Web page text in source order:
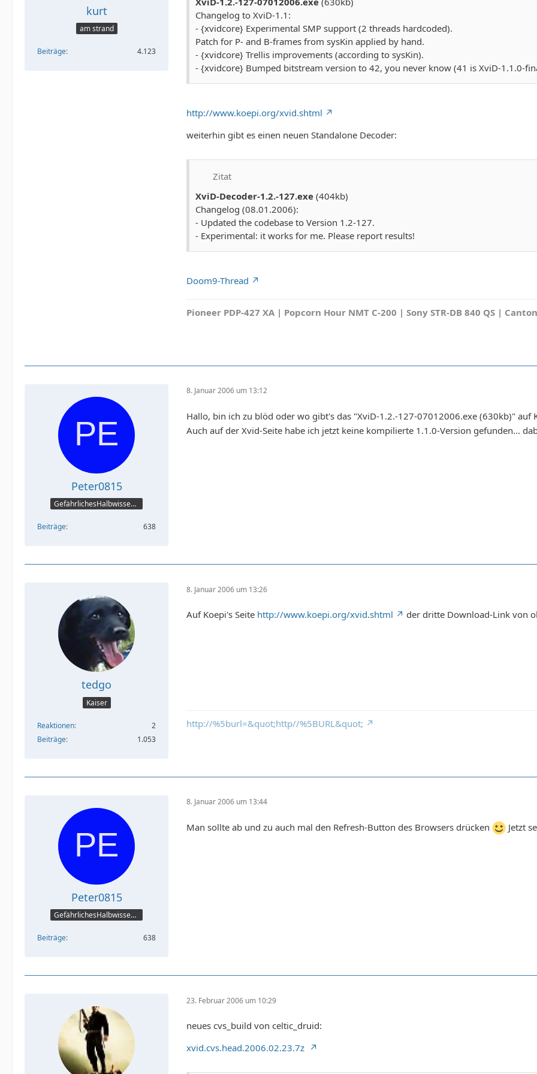
* DShow frontend
- Additional fourcc support
kurt
am strand
Beiträge 4.123
Changelog to XviD-1.1:
- {xvidcore} Experimental SMP support (2 threads hardcoded).
Patch for P- and B-frames from sysKin applied by hand.
- {xvidcore} Trellis improvements (according to sysKin).
- {xvidcore} Bumped bitstream version to 42, you never know (41 is XviD-1.1.0-
http://www.koepi.org/xvid.shtml
weiterhin gibt es einen neuen Standalone Decoder:
Zitat
XviD-Decoder-1.2.-127.exe (404kb)
Changelog (08.01.2006):
- Updated the codebase to Version 1.2-127.
- Experimental: it works for me. Please report results!
Doom9-Thread
Pioneer PDP-427 XA | Popcorn Hour NMT C-200 | Sony STR-DB 840 QS |
Peter0815
GefährlichesHalbwissen:-)
Beiträge 638
8. Januar 2006 um 13:12
Hallo, bin ich zu blöd oder wo gibt's das "XviD-1.2.-127-07012006.exe (630kb)" auf
Auch auf der Xvid-Seite habe ich jetzt keine kompilierte 1.1.0-Version gefunden...
tedgo
Kaiser
Reaktionen
2
Beiträge
1.053
8. Januar 2006 um 13:26
Auf Koepi's Seite http://www.koepi.org/xvid.shtml der dritte Download-Link von
http://%5burl=&quot;http//%5BURL&quot;
Peter0815
GefährlichesHalbwissen:-)
Beiträge 638
8. Januar 2006 um 13:44
Man sollte ab und zu auch mal den Refresh-Button des Browsers drücken Jetzt
23. Februar 2006 um 10:29
neues cvs_build von celtic_druid:
xvid.cvs.head.2006.02.23.7z